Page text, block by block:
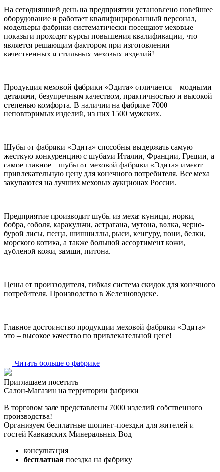
На сегодняшний день на предприятии установлено новейшее
оборудование и работает квалифицированный персонал,
модельеры фабрики систематически посещают меховые
показы и проходят курсы повышения квалификации, что
является решающим фактором при изготовлении
качественных и стильных меховых изделий!
Продукция меховой фабрики «Эдита» отличается – модными
деталями, безупречным качеством, практичностью и высокой
степенью комфорта. В наличии на фабрике 7000
неповторимых изделий, из них 1500 мужских.
Шубы от фабрики «Эдита» способны выдержать самую
жесткую конкуренцию с шубами Италии, Франции, Греции, а
самое главное – шубы от меховой фабрики «Эдита» имеют
привлекательную цену для конечного потребителя. Все меха
закупаются на лучших меховых аукционах России.
Предприятие производит шубы из меха: куницы, норки,
бобра, соболя, каракульчи, астрагана, мутона, волка, черно-
бурой лисы, песца, шиншиллы, рыси, кенгуру, пони, белки,
морского котика, а также большой ассортимент кожи,
дубленой кожи, замши, питона.
Цены от производителя, гибкая система скидок для конечного
потребителя. Производство в Железноводске.
Главное достоинство продукции меховой фабрики «Эдита»
это – высокое качество по привлекательной цене!
Читать больше о фабрике
Приглашаем посетить
Салон-Магазин на территории фабрики
В торговом зале представлены 7000 изделий собственного
производства!
Организуем бесплатные шопинг-поездки для жителей и
гостей Кавказских Минеральных Вод
консультация
бесплатная поездка на фабрику